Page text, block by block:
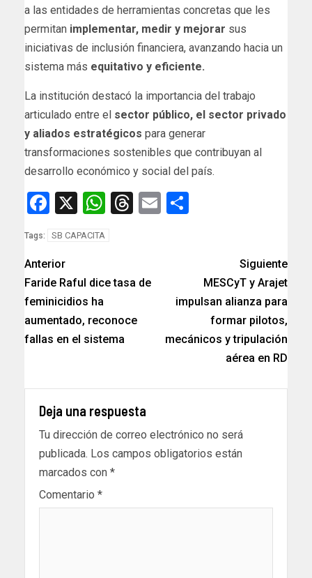
a las entidades de herramientas concretas que les
permitan implementar, medir y mejorar sus
iniciativas de inclusión financiera, avanzando hacia un
sistema más equitativo y eficiente.
La institución destacó la importancia del trabajo
articulado entre el sector público, el sector privado
y aliados estratégicos para generar
transformaciones sostenibles que contribuyan al
desarrollo económico y social del país.
Facebook
X WhatsApp
Threads
Email
Tags: SB CAPACITA
Anterior
Faride Raful dice tasa de
feminicidios ha
aumentado, reconoce
fallas en el sistema
Siguiente
MESCyT y Arajet
impulsan alianza para
formar pilotos,
mecánicos y tripulación
aérea en RD
Deja una respuesta
Tu dirección de correo electrónico no será
publicada. Los campos obligatorios están
marcados con *
Comentario *